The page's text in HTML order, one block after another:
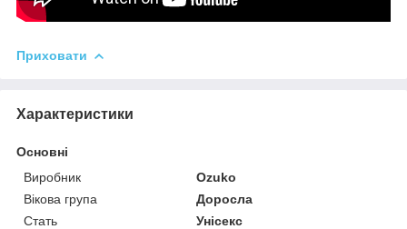
Приховати
Характеристики
Основні
Виробник
Ozuko
Вікова група
Доросла
Стать
Унісекс